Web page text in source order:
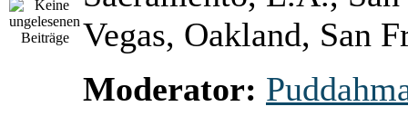
Vegas, Oakland, San
Moderator: